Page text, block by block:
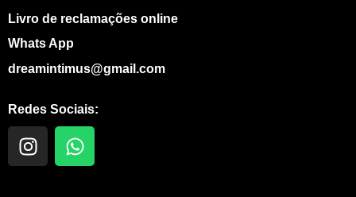
Livro de reclamações online
Whats App
dreamintimus@gmail.com
Redes Sociais:
I
n
W
h